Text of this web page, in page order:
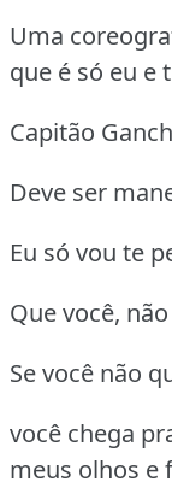
Uma
que é só eu e
Capitão
Deve ser
Eu só vou te
Que você,
Se você não
você chega
meus olhos e